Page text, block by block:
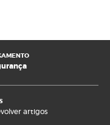
artigos